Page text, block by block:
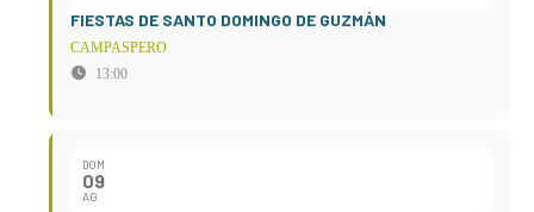
FIESTAS DE SANTO DOMINGO DE GUZMÁN
CAMPASPERO
13:00
DOM
09
AG